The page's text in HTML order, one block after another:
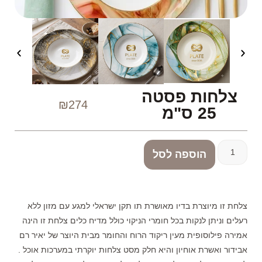
צלחות פסטה
25 ס"מ
₪274
הוספה לסל
צלחת זו מיוצרת בדיו מאושרת תו תקן ישראלי למגע עם מזון ללא
רעלים וניתן לנקות בכל חומרי הניקוי כולל מדיח כלים צלחת זו הינה
אמירה פילוסופית מעין ריקוד הרוח והחומר מבית היוצר של יאיר רם
אבידור ואשרת אוחיון והיא חלק מסט צלחות יוקרתי במערכות אוכל .